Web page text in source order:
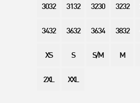
3032 3132 3230 3232
3432 3632 3634 3832
XS S S/M M
2XL XXL